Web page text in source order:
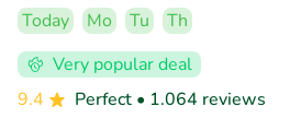
Today Mo Tu
Th
Very popular deal
9.4
Perfect • 1.064 reviews